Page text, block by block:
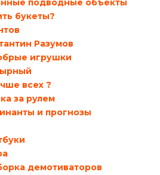
подводные объекты
букеты?
Разумов
игрушки
всех ?
за рулем
и прогнозы
демотиваторов